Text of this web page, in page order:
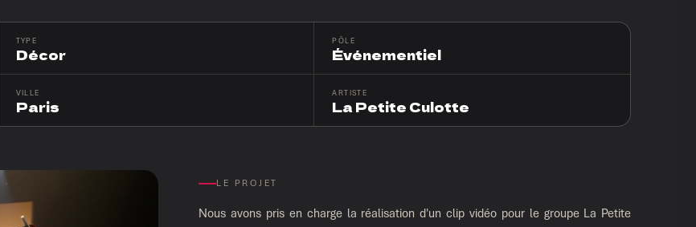
TYPE
Décor
PÔLE
Événementiel
VILLE
Paris
ARTISTE
La Petite Culotte
LE PROJET
Nous avons pris en charge la réalisation d'un clip vidéo pour le groupe La Petite